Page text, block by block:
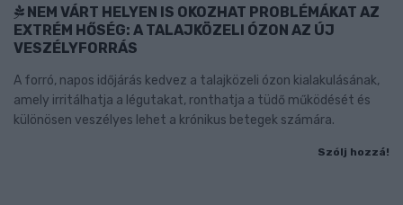
NEM VÁRT HELYEN IS OKOZHAT PROBLÉMÁKAT AZ
EXTRÉM HŐSÉG: A TALAJKÖZELI ÓZON AZ ÚJ
VESZÉLYFORRÁS
A forró, napos időjárás kedvez a talajközeli ózon kialakulásának,
amely irritálhatja a légutakat, ronthatja a tüdő működését és
különösen veszélyes lehet a krónikus betegek számára.
Szólj hozzá!